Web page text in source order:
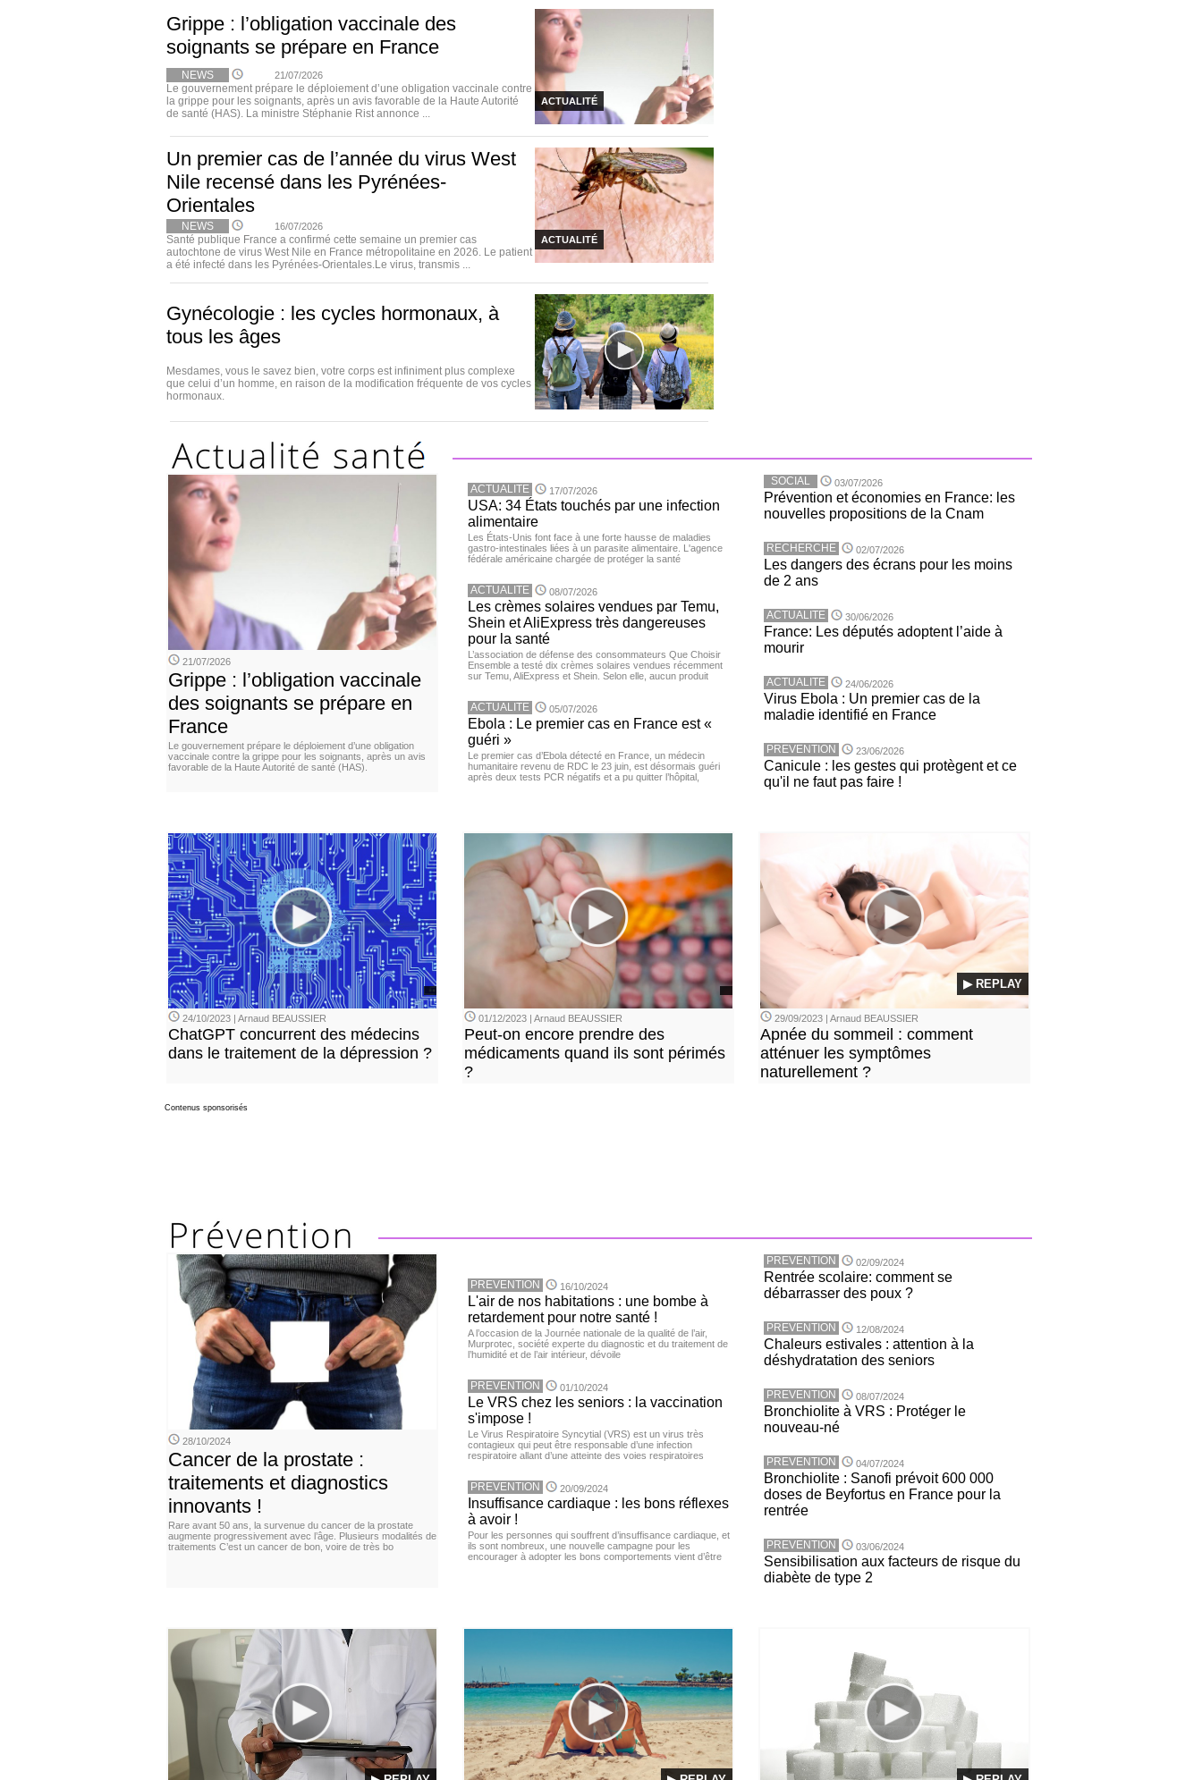
Grippe : l’obligation vaccinale des
soignants se prépare en France
ACTUALITÉ
NEWS 21/07/2026
Le gouvernement prépare le déploiement d’une obligation vaccinale contre
la grippe pour les soignants, après un avis favorable de la Haute Autorité
de santé (HAS). La ministre Stéphanie Rist annonce ...
Un premier cas de l’année du virus West
Nile recensé dans les Pyrénées-
Orientales
ACTUALITÉ
NEWS 16/07/2026
Santé publique France a confirmé cette semaine un premier cas
autochtone de virus West Nile en France métropolitaine en 2026. Le patient
a été infecté dans les Pyrénées-Orientales.Le virus, transmis ...
Gynécologie : les cycles hormonaux, à
tous les âges
Mesdames, vous le savez bien, votre corps est infiniment plus complexe
que celui d’un homme, en raison de la modification fréquente de vos cycles
hormonaux.
21/07/2026
Grippe : l’obligation vaccinale
des soignants se prépare en
France
Le gouvernement prépare le déploiement d’une obligation
vaccinale contre la grippe pour les soignants, après un avis
favorable de la Haute Autorité de santé (HAS).
ACTUALITE 17/07/2026
USA: 34 États touchés par une infection
alimentaire
Les États-Unis font face à une forte hausse de maladies
gastro-intestinales liées à un parasite alimentaire. L'agence
fédérale américaine chargée de protéger la santé
ACTUALITE 08/07/2026
Les crèmes solaires vendues par Temu,
Shein et AliExpress très dangereuses
pour la santé
L’association de défense des consommateurs Que Choisir
Ensemble a testé dix crèmes solaires vendues récemment
sur Temu, AliExpress et Shein. Selon elle, aucun produit
ACTUALITE 05/07/2026
Ebola : Le premier cas en France est «
guéri »
Le premier cas d’Ebola détecté en France, un médecin
humanitaire revenu de RDC le 23 juin, est désormais guéri
après deux tests PCR négatifs et a pu quitter l’hôpital,
SOCIAL 03/07/2026
Prévention et économies en France: les
nouvelles propositions de la Cnam
RECHERCHE 02/07/2026
Les dangers des écrans pour les moins
de 2 ans
ACTUALITE 30/06/2026
France: Les députés adoptent l’aide à
mourir
ACTUALITE 24/06/2026
Virus Ebola : Un premier cas de la
maladie identifié en France
PREVENTION 23/06/2026
Canicule : les gestes qui protègent et ce
qu'il ne faut pas faire !
24/10/2023 | Arnaud BEAUSSIER
ChatGPT concurrent des médecins
dans le traitement de la dépression ?
01/12/2023 | Arnaud BEAUSSIER
Peut-on encore prendre des
médicaments quand ils sont périmés
?
▶ REPLAY
29/09/2023 | Arnaud BEAUSSIER
Apnée du sommeil : comment
atténuer les symptômes
naturellement ?
Contenus sponsorisés
28/10/2024
Cancer de la prostate :
traitements et diagnostics
innovants !
Rare avant 50 ans, la survenue du cancer de la prostate
augmente progressivement avec l’âge. Plusieurs modalités de
traitements C’est un cancer de bon, voire de très bo
PREVENTION 16/10/2024
L'air de nos habitations : une bombe à
retardement pour notre santé !
A l’occasion de la Journée nationale de la qualité de l’air,
Murprotec, société experte du diagnostic et du traitement de
l’humidité et de l’air intérieur, dévoile
PREVENTION 01/10/2024
Le VRS chez les seniors : la vaccination
s'impose !
Le Virus Respiratoire Syncytial (VRS) est un virus très
contagieux qui peut être responsable d’une infection
respiratoire allant d’une atteinte des voies respiratoires
PREVENTION 20/09/2024
Insuffisance cardiaque : les bons réflexes
à avoir !
Pour les personnes qui souffrent d’insuffisance cardiaque, et
ils sont nombreux, une nouvelle campagne pour les
encourager à adopter les bons comportements vient d’être
PREVENTION 02/09/2024
Rentrée scolaire: comment se
débarrasser des poux ?
PREVENTION 12/08/2024
Chaleurs estivales : attention à la
déshydratation des seniors
PREVENTION 08/07/2024
Bronchiolite à VRS : Protéger le
nouveau-né
PREVENTION 04/07/2024
Bronchiolite : Sanofi prévoit 600 000
doses de Beyfortus en France pour la
rentrée
PREVENTION 03/06/2024
Sensibilisation aux facteurs de risque du
diabète de type 2